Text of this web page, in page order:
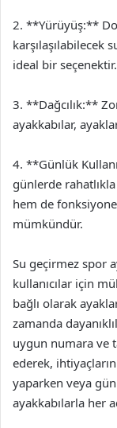
2. **Yürüyüş:**
ideal bir seçenektir.
3. **Dağcılık:**
ayakkabılar,
4. **Günlük
günlerde
hem de
mümkündür.
Su geçirmez spor
kullanıcılar için
bağlı olarak
zamanda
uygun numara ve
ederek,
yaparken veya
ayakkabılarla her